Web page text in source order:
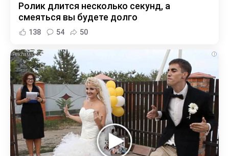
Ролик длится несколько секунд, а
смеяться вы будете долго
138 54 50
i